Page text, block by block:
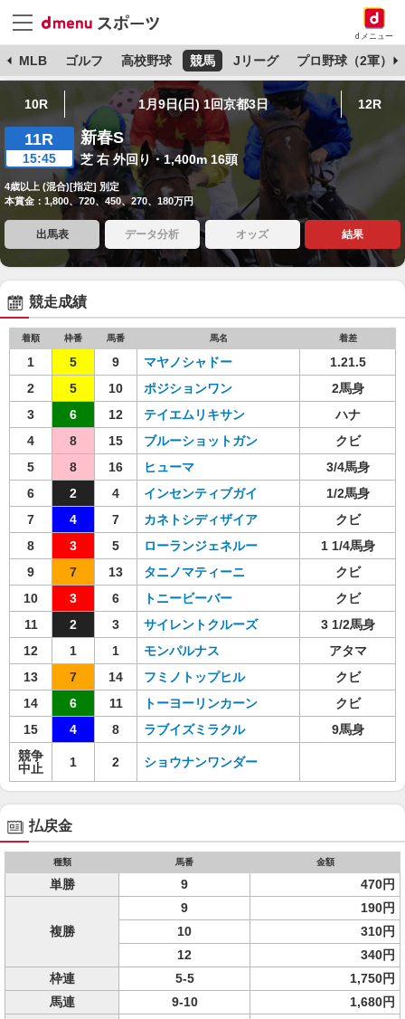
dメニュー
MLB ゴルフ 高校野球 競馬 Jリーグ プロ野球（2軍）
10R 1月9日(日) 1回京都3日 12R
11R
15:45
新春S
芝 右 外回り・1,400m 16頭
4歳以上 (混合)[指定] 別定
本賞金：1,800、720、450、270、180万円
出馬表 データ分析 オッズ 結果
競走成績
着順 枠番 馬番 馬名 着差
1 5 9 マヤノシャドー
1.21.5
2
5 10 ポジションワン
2馬身
3
6 12 テイエムリキサン
ハナ
4
8 15 ブルーショットガン
クビ
5
8 16 ヒューマ
3/4馬身
6
2 4 インセンティブガイ
1/2馬身
7
4 7 カネトシディザイア
クビ
8
3 5 ローランジェネルー
1 1/4馬身
9
7 13 タニノマティーニ
クビ
10
3 6 トニービーバー
クビ
11
2 3 サイレントクルーズ
3 1/2馬身
12
1 1 モンパルナス
アタマ
13
7 14 フミノトップヒル
クビ
14
6 11 トーヨーリンカーン
クビ
15
4 8 ラブイズミラクル
9馬身
競争
中止
1 2 ショウナンワンダー
払戻金
種類 馬番 金額
単勝 9 470円
複勝
9
190円
10
310円
12
340円
枠連
5-5
1,750円
馬連
9-10 1,680円